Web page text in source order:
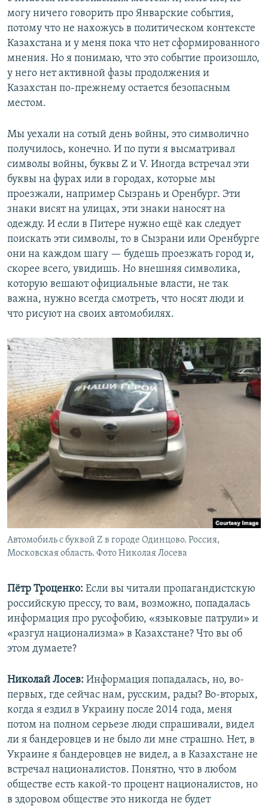
могу ничего говорить про Январские события,
потому что не нахожусь в политическом контексте
Казахстана и у меня пока что нет сформированного
мнения. Но я понимаю, что это событие произошло,
у него нет активной фазы продолжения и
Казахстан по-прежнему остается безопасным
местом.
Мы уехали на сотый день войны, это символично
получилось, конечно. И по пути я высматривал
символы войны, буквы Z и V. Иногда встречал эти
буквы на фурах или в городах, которые мы
проезжали, например Сызрань и Оренбург. Эти
знаки висят на улицах, эти знаки наносят на
одежду. И если в Питере нужно ещё как следует
поискать эти символы, то в Сызрани или Оренбурге
они на каждом шагу — будешь проезжать город и,
скорее всего, увидишь. Но внешняя символика,
которую вешают официальные власти, не так
важна, нужно всегда смотреть, что носят люди и
что рисуют на своих автомобилях.
Автомобиль с буквой Z в городе Одинцово. Россия,
Московская область. Фото Николая Лосева
Пётр Троценко: Если вы читали пропагандистскую
российскую прессу, то вам, возможно, попадалась
информация про русофобию, «языковые патрули» и
«разгул национализма» в Казахстане? Что вы об
этом думаете?
Николай Лосев: Информация попадалась, но, во-
первых, где сейчас нам, русским, рады? Во-вторых,
когда я ездил в Украину после 2014 года, меня
потом на полном серьезе люди спрашивали, видел
ли я бандеровцев и не было ли мне страшно. Нет, в
Украине я бандеровцев не видел, а в Казахстане не
встречал националистов. Понятно, что в любом
обществе есть какой-то процент националистов, но
в здоровом обществе это никогда не будет